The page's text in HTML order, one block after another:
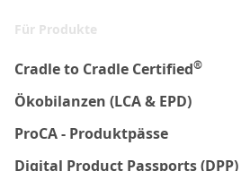
Für Produkte
Cradle to Cradle Certified®
Ökobilanzen (LCA & EPD)
ProCA - Produktpässe
Digital Product Passports (DPP)